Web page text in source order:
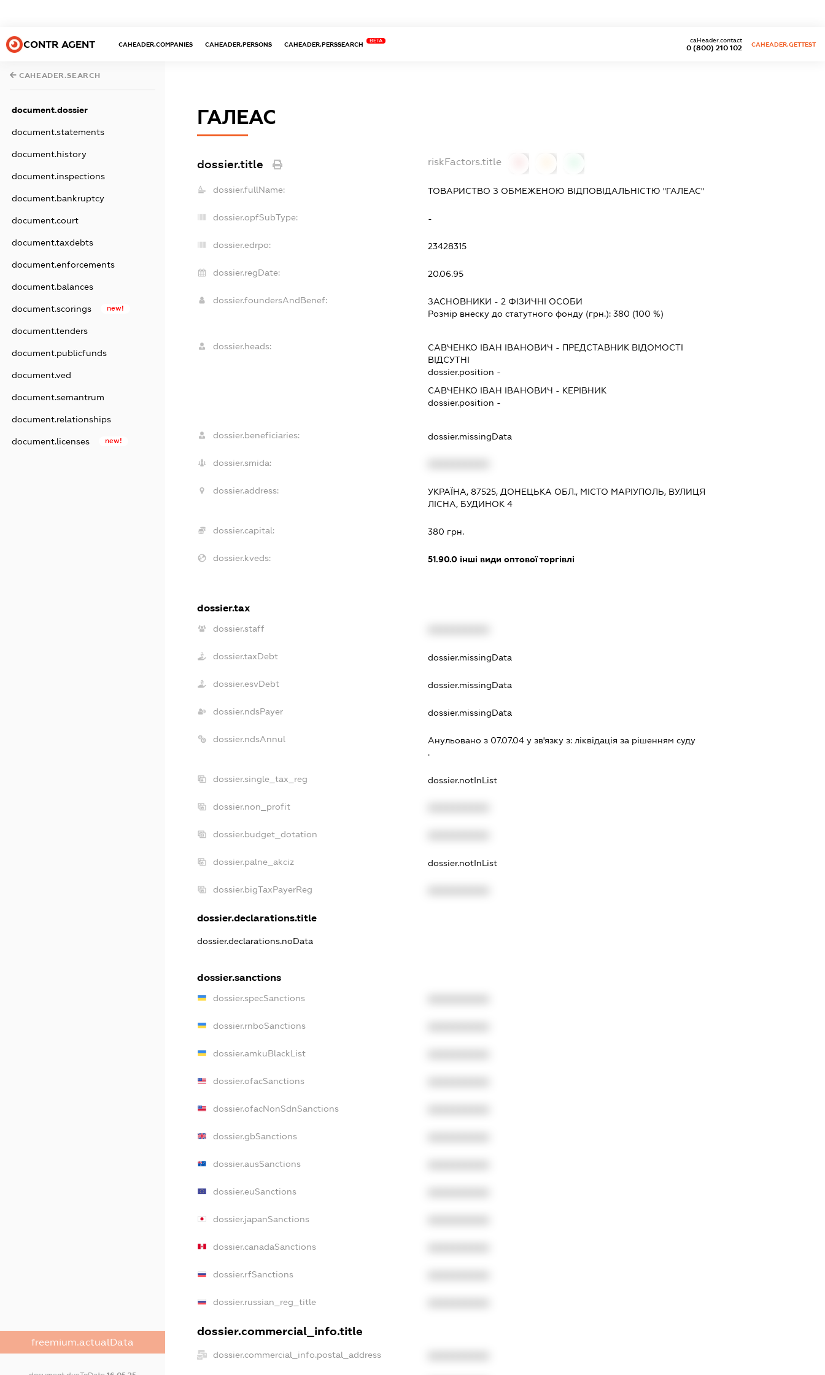
CONTR AGENT CAHEADER.COMPANIES CAHEADER.PERSONS CAHEADER.PERSSEARCH
BETA
0 (800) 210 102
caHeader.contact
CAHEADER.GETTEST
CAHEADER.SEARCH
document.dossier
document.statements
document.history
document.inspections
document.bankruptcy
document.court
document.taxdebts
document.enforcements
document.balances
document.scorings new!
document.tenders
document.publicfunds
document.ved
document.semantrum
document.relationships
document.licenses new!
freemium.actualData
ГАЛЕАС
dossier.title riskFactors.title
dossier.fullName: ТОВАРИСТВО З ОБМЕЖЕНОЮ ВІДПОВІДАЛЬНІСТЮ "ГАЛЕАС"
dossier.opfSubType: -
dossier.edrpo: 23428315
dossier.regDate: 20.06.95
dossier.foundersAndBenef:
ЗАСНОВНИКИ - 2 ФІЗИЧНІ ОСОБИ
Розмір внеску до статутного фонду (грн.):380 (100 %)
dossier.heads: САВЧЕНКО ІВАН ІВАНОВИЧ - ПРЕДСТАВНИК ВІДОМОСТІ
ВІДСУТНІ
dossier.position -
САВЧЕНКО ІВАН ІВАНОВИЧ - КЕРІВНИК
dossier.position -
dossier.beneficiaries: dossier.missingData
dossier.smida:
dossier.address:
УКРАЇНА, 87525, ДОНЕЦЬКА ОБЛ., МІСТО МАРІУПОЛЬ, ВУЛИЦЯ
ЛІСНА, БУДИНОК 4
dossier.capital: 380 грн.
dossier.kveds: 51.90.0 інші види оптової торгівлі
dossier.tax
dossier.staff
dossier.taxDebt dossier.missingData
dossier.esvDebt dossier.missingData
dossier.ndsPayer dossier.missingData
dossier.ndsAnnul Анульовано з 07.07.04 у зв'язку з: лiквiдацiя за рiшенням суду
.
dossier.single_tax_reg dossier.notInList
dossier.non_profit
dossier.budget_dotation
dossier.palne_akciz dossier.notInList
dossier.bigTaxPayerReg
dossier.declarations.title
dossier.declarations.noData
dossier.sanctions
dossier.specSanctions
dossier.rnboSanctions
dossier.amkuBlackList
dossier.ofacSanctions
dossier.ofacNonSdnSanctions
dossier.gbSanctions
dossier.ausSanctions
dossier.euSanctions
dossier.japanSanctions
dossier.canadaSanctions
dossier.rfSanctions
dossier.russian_reg_title
dossier.commercial_info.title
dossier.commercial_info.postal_address